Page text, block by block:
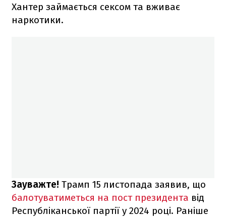
Хантер займається сексом та вживає
наркотики.
Зауважте! Трамп 15 листопада заявив, що
балотуватиметься на пост президента від
Республіканської партії у 2024 році. Раніше